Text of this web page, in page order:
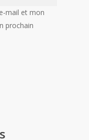
mail et mon
prochain